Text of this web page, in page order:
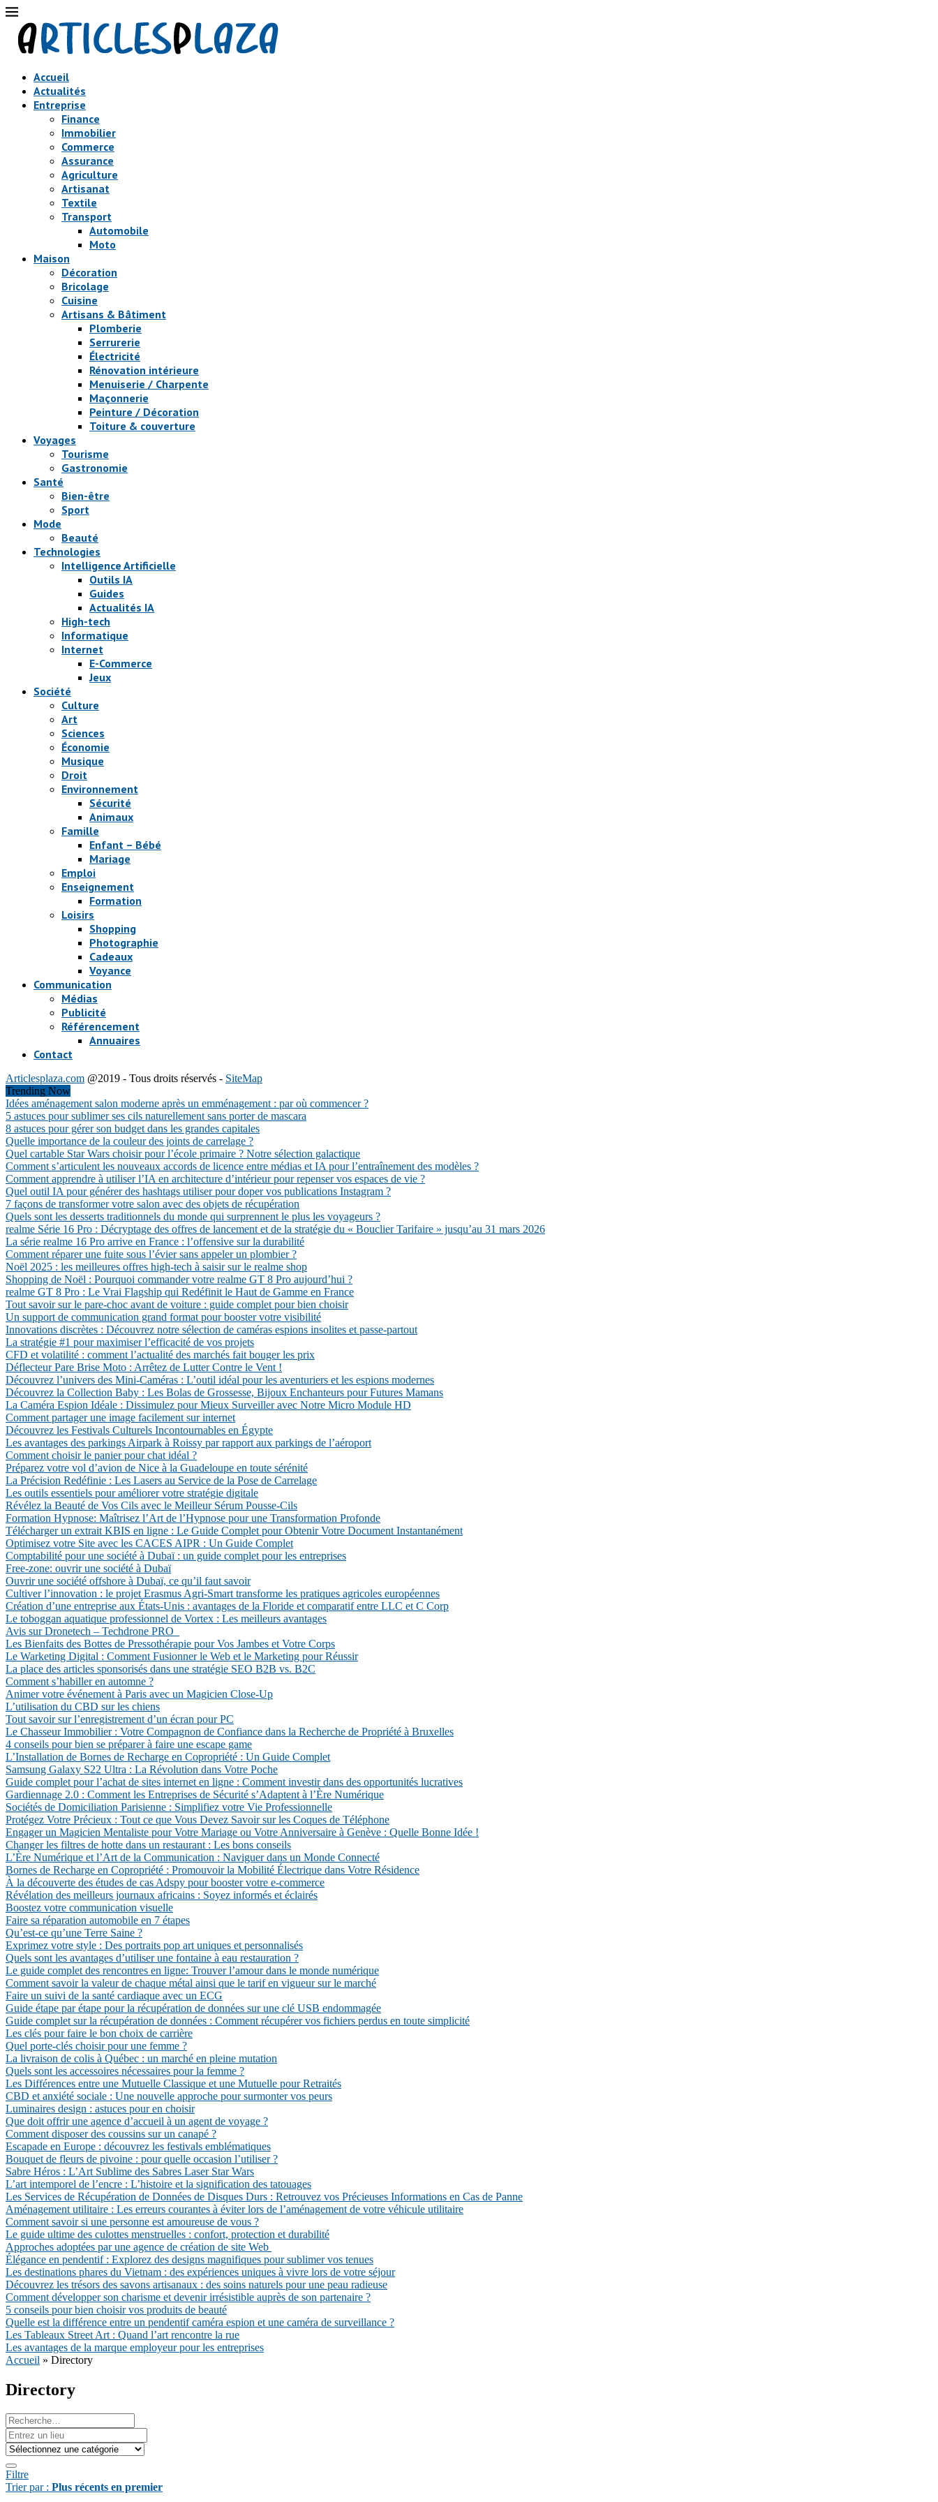
Accueil
Actualités
Entreprise
Finance
Immobilier
Commerce
Assurance
Agriculture
Artisanat
Textile
Transport
Automobile
Moto
Maison
Décoration
Bricolage
Cuisine
Artisans & Bâtiment
Plomberie
Serrurerie
Électricité
Rénovation intérieure
Menuiserie / Charpente
Maçonnerie
Peinture / Décoration
Toiture & couverture
Voyages
Tourisme
Gastronomie
Santé
Bien-être
Sport
Mode
Beauté
Technologies
Intelligence Artificielle
Outils IA
Guides
Actualités IA
High-tech
Informatique
Internet
E-Commerce
Jeux
Société
Culture
Art
Sciences
Économie
Musique
Droit
Environnement
Sécurité
Animaux
Famille
Enfant – Bébé
Mariage
Emploi
Enseignement
Formation
Loisirs
Shopping
Photographie
Cadeaux
Voyance
Communication
Médias
Publicité
Référencement
Annuaires
Contact
Articlesplaza.com @2019 - Tous droits réservés - SiteMap
Trending Now
Idées aménagement salon moderne après un emménagement : par où commencer ?
5 astuces pour sublimer ses cils naturellement sans porter de mascara
8 astuces pour gérer son budget dans les grandes capitales
Quelle importance de la couleur des joints de carrelage ?
Quel cartable Star Wars choisir pour l’école primaire ? Notre sélection galactique
Comment s’articulent les nouveaux accords de licence entre médias et IA pour l’entraînement des modèles ?
Comment apprendre à utiliser l’IA en architecture d’intérieur pour repenser vos espaces de vie ?
Quel outil IA pour générer des hashtags utiliser pour doper vos publications Instagram ?
7 façons de transformer votre salon avec des objets de récupération
Quels sont les desserts traditionnels du monde qui surprennent le plus les voyageurs ?
realme Série 16 Pro : Décryptage des offres de lancement et de la stratégie du « Bouclier Tarifaire » jusqu’au 31 mars 2026
La série realme 16 Pro arrive en France : l’offensive sur la durabilité
Comment réparer une fuite sous l’évier sans appeler un plombier ?
Noël 2025 : les meilleures offres high-tech à saisir sur le realme shop
Shopping de Noël : Pourquoi commander votre realme GT 8 Pro aujourd’hui ?
realme GT 8 Pro : Le Vrai Flagship qui Redéfinit le Haut de Gamme en France
Tout savoir sur le pare-choc avant de voiture : guide complet pour bien choisir
Un support de communication grand format pour booster votre visibilité
Innovations discrètes : Découvrez notre sélection de caméras espions insolites et passe-partout
La stratégie #1 pour maximiser l’efficacité de vos projets
CFD et volatilité : comment l’actualité des marchés fait bouger les prix
Déflecteur Pare Brise Moto : Arrêtez de Lutter Contre le Vent !
Découvrez l’univers des Mini-Caméras : L’outil idéal pour les aventuriers et les espions modernes
Découvrez la Collection Baby : Les Bolas de Grossesse, Bijoux Enchanteurs pour Futures Mamans
La Caméra Espion Idéale : Dissimulez pour Mieux Surveiller avec Notre Micro Module HD
Comment partager une image facilement sur internet
Découvrez les Festivals Culturels Incontournables en Égypte
Les avantages des parkings Airpark à Roissy par rapport aux parkings de l’aéroport
Comment choisir le panier pour chat idéal ?
Préparez votre vol d’avion de Nice à la Guadeloupe en toute sérénité
La Précision Redéfinie : Les Lasers au Service de la Pose de Carrelage
Les outils essentiels pour améliorer votre stratégie digitale
Révélez la Beauté de Vos Cils avec le Meilleur Sérum Pousse-Cils
Formation Hypnose: Maîtrisez l’Art de l’Hypnose pour une Transformation Profonde
Télécharger un extrait KBIS en ligne : Le Guide Complet pour Obtenir Votre Document Instantanément
Optimisez votre Site avec les CACES AIPR : Un Guide Complet
Comptabilité pour une société à Dubaï : un guide complet pour les entreprises
Free-zone: ouvrir une société à Dubaï
Ouvrir une société offshore à Dubaï, ce qu’il faut savoir
Cultiver l’innovation : le projet Erasmus Agri-Smart transforme les pratiques agricoles européennes
Création d’une entreprise aux États-Unis : avantages de la Floride et comparatif entre LLC et C Corp
Le toboggan aquatique professionnel de Vortex : Les meilleurs avantages
Avis sur Dronetech – Techdrone PRO
Les Bienfaits des Bottes de Pressothérapie pour Vos Jambes et Votre Corps
Le Warketing Digital : Comment Fusionner le Web et le Marketing pour Réussir
La place des articles sponsorisés dans une stratégie SEO B2B vs. B2C
Comment s’habiller en automne ?
Animer votre événement à Paris avec un Magicien Close-Up
L’utilisation du CBD sur les chiens
Tout savoir sur l’enregistrement d’un écran pour PC
Le Chasseur Immobilier : Votre Compagnon de Confiance dans la Recherche de Propriété à Bruxelles
4 conseils pour bien se préparer à faire une escape game
L’Installation de Bornes de Recharge en Copropriété : Un Guide Complet
Samsung Galaxy S22 Ultra : La Révolution dans Votre Poche
Guide complet pour l’achat de sites internet en ligne : Comment investir dans des opportunités lucratives
Gardiennage 2.0 : Comment les Entreprises de Sécurité s’Adaptent à l’Ère Numérique
Sociétés de Domiciliation Parisienne : Simplifiez votre Vie Professionnelle
Protégez Votre Précieux : Tout ce que Vous Devez Savoir sur les Coques de Téléphone
Engager un Magicien Mentaliste pour Votre Mariage ou Votre Anniversaire à Genève : Quelle Bonne Idée !
Changer les filtres de hotte dans un restaurant : Les bons conseils
L’Ère Numérique et l’Art de la Communication : Naviguer dans un Monde Connecté
Bornes de Recharge en Copropriété : Promouvoir la Mobilité Électrique dans Votre Résidence
À la découverte des études de cas Adspy pour booster votre e-commerce
Révélation des meilleurs journaux africains : Soyez informés et éclairés
Boostez votre communication visuelle
Faire sa réparation automobile en 7 étapes
Qu’est-ce qu’une Terre Saine ?
Exprimez votre style : Des portraits pop art uniques et personnalisés
Quels sont les avantages d’utiliser une fontaine à eau restauration ?
Le guide complet des rencontres en ligne: Trouver l’amour dans le monde numérique
Comment savoir la valeur de chaque métal ainsi que le tarif en vigueur sur le marché
Faire un suivi de la santé cardiaque avec un ECG
Guide étape par étape pour la récupération de données sur une clé USB endommagée
Guide complet sur la récupération de données : Comment récupérer vos fichiers perdus en toute simplicité
Les clés pour faire le bon choix de carrière
Quel porte-clés choisir pour une femme ?
La livraison de colis à Québec : un marché en pleine mutation
Quels sont les accessoires nécessaires pour la femme ?
Les Différences entre une Mutuelle Classique et une Mutuelle pour Retraités
CBD et anxiété sociale : Une nouvelle approche pour surmonter vos peurs
Luminaires design : astuces pour en choisir
Que doit offrir une agence d’accueil à un agent de voyage ?
Comment disposer des coussins sur un canapé ?
Escapade en Europe : découvrez les festivals emblématiques
Bouquet de fleurs de pivoine : pour quelle occasion l’utiliser ?
Sabre Héros : L’Art Sublime des Sabres Laser Star Wars
L’art intemporel de l’encre : L’histoire et la signification des tatouages
Les Services de Récupération de Données de Disques Durs : Retrouvez vos Précieuses Informations en Cas de Panne
Aménagement utilitaire : Les erreurs courantes à éviter lors de l’aménagement de votre véhicule utilitaire
Comment savoir si une personne est amoureuse de vous ?
Le guide ultime des culottes menstruelles : confort, protection et durabilité
Approches adoptées par une agence de création de site Web
Élégance en pendentif : Explorez des designs magnifiques pour sublimer vos tenues
Les destinations phares du Vietnam : des expériences uniques à vivre lors de votre séjour
Découvrez les trésors des savons artisanaux : des soins naturels pour une peau radieuse
Comment développer son charisme et devenir irrésistible auprès de son partenaire ?
5 conseils pour bien choisir vos produits de beauté
Quelle est la différence entre un pendentif caméra espion et une caméra de surveillance ?
Les Tableaux Street Art : Quand l’art rencontre la rue
Les avantages de la marque employeur pour les entreprises
Accueil » Directory
Directory
Filtre
Trier par : Plus récents en premier